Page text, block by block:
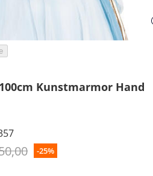
Kunstmarmor Hand
-25%